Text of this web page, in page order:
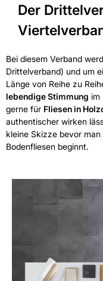
Der
Bei diesem Verband
Drittelverband) und um
Länge von Reihe zu
lebendige Stimmung im
gerne für Fliesen in
authentischer wirken
kleine Skizze bevor
Bodenfliesen beginnt.